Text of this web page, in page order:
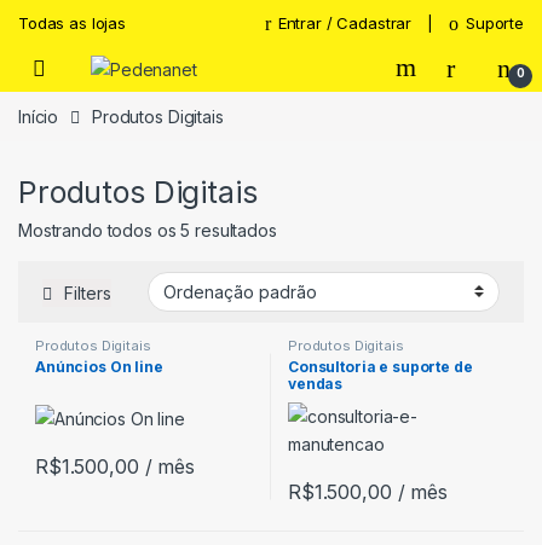
Todas as lojas Entrar / Cadastrar Suporte
0
Início Produtos Digitais
Produtos Digitais
Mostrando todos os 5 resultados
Filters
Produtos Digitais
Anúncios On line
R$1.500,00 / mês
Produtos Digitais
Consultoria e suporte de
vendas
R$1.500,00 / mês